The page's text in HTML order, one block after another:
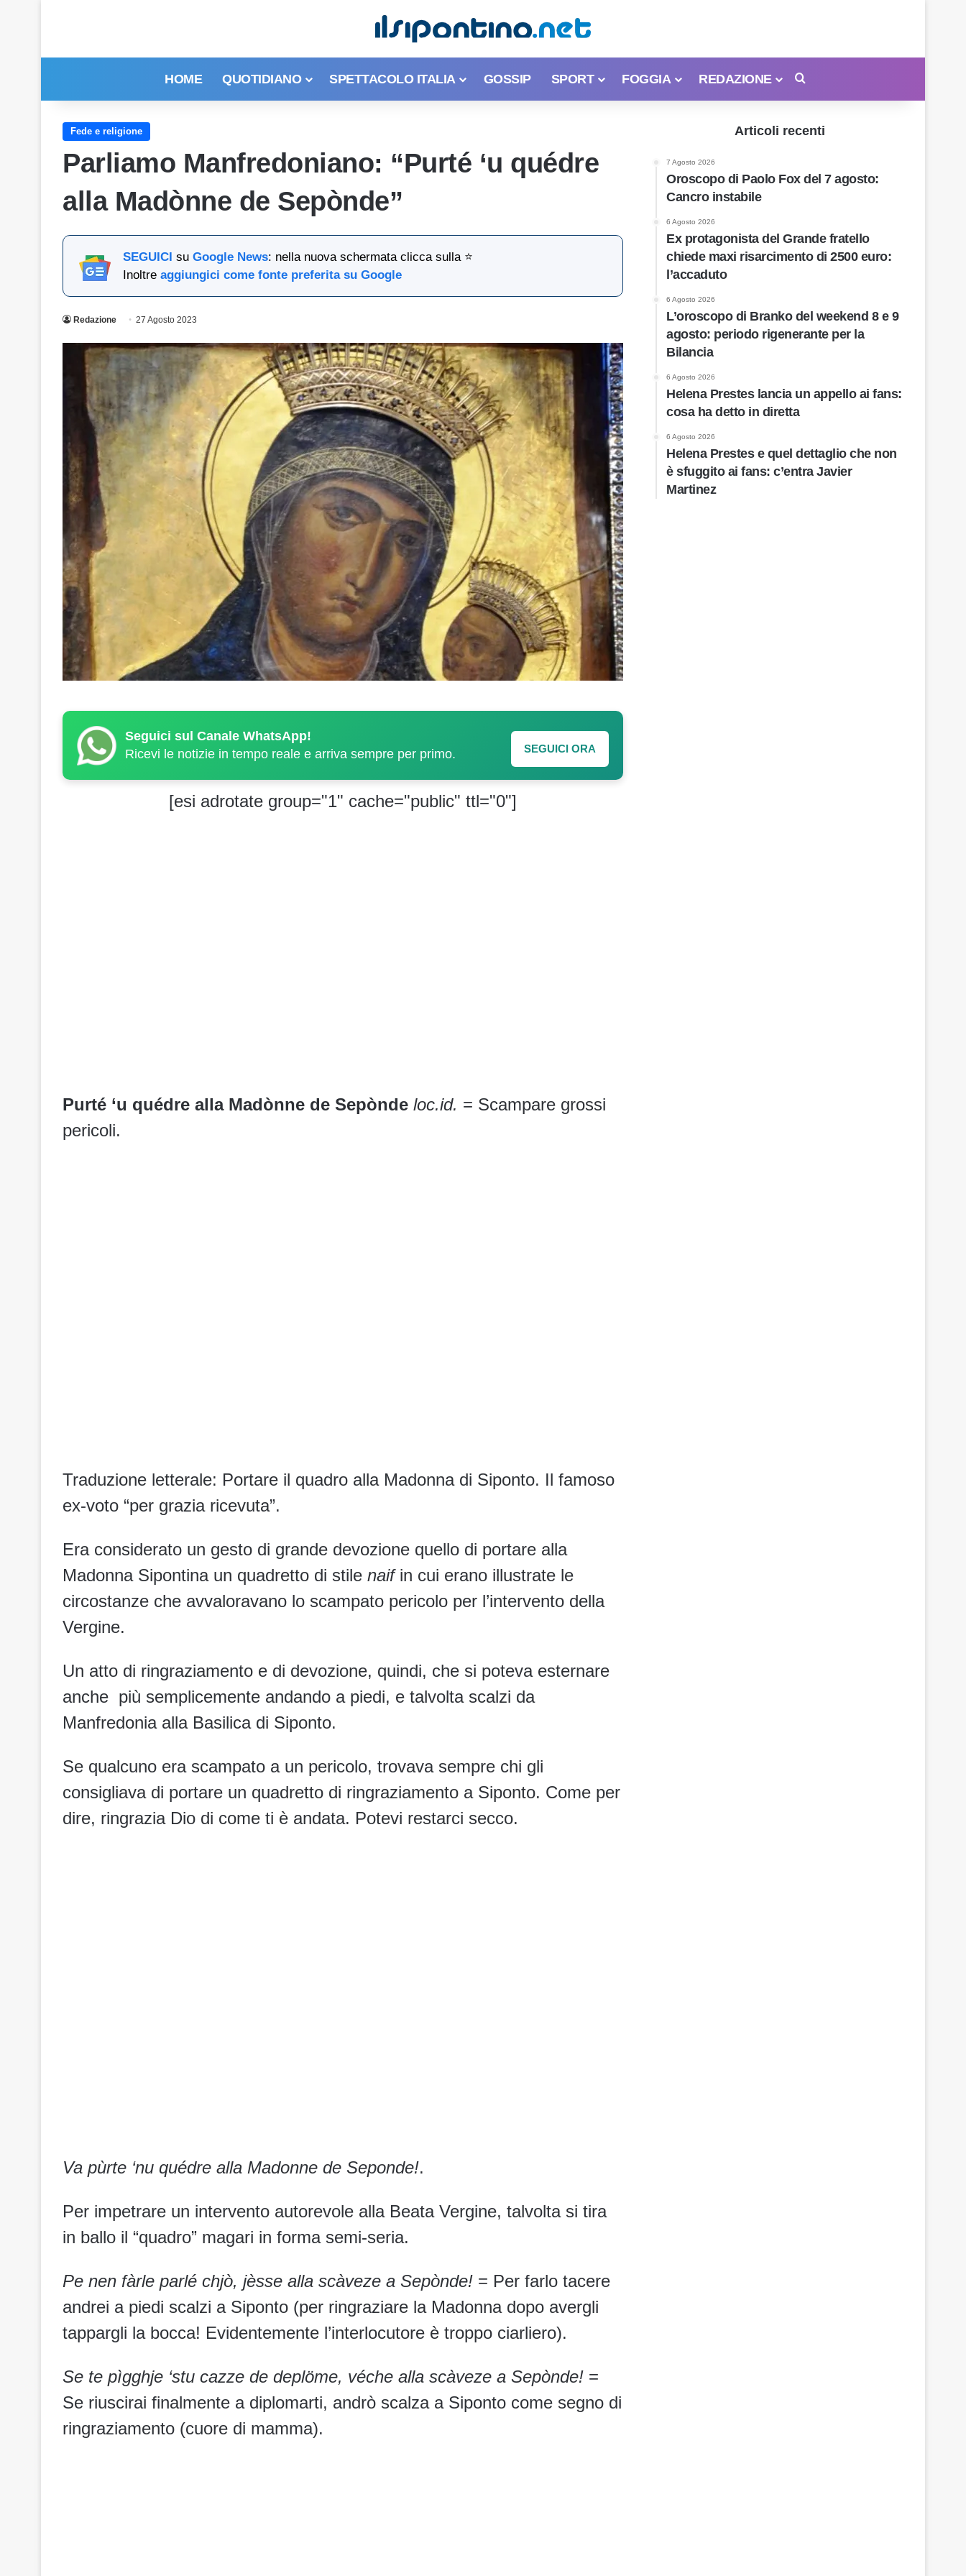
HOME QUOTIDIANO SPETTACOLO ITALIA GOSSIP SPORT FOGGIA REDAZIONE
Fede e religione
Parliamo Manfredoniano: “Purté ‘u quédre
alla Madònne de Sepònde”
SEGUICI su Google News: nella nuova schermata clicca sulla ⭐
Inoltre aggiungici come fonte preferita su Google
Redazione 27 Agosto 2023
Seguici sul Canale WhatsApp!
Ricevi le notizie in tempo reale e arriva sempre per primo.
SEGUICI ORA
[esi adrotate group="1" cache="public" ttl="0"]
Purté ‘u quédre alla Madònne de Sepònde loc.id. = Scampare grossi
pericoli.
Traduzione letterale: Portare il quadro alla Madonna di Siponto. Il famoso
ex-voto “per grazia ricevuta”.
Era considerato un gesto di grande devozione quello di portare alla
Madonna Sipontina un quadretto di stile naifin cui erano illustrate le
circostanze che avvaloravano lo scampato pericolo per l’intervento della
Vergine.
Un atto di ringraziamento e di devozione, quindi, che si poteva esternare
anche più semplicemente andando a piedi, e talvolta scalzi da
Manfredonia alla Basilica di Siponto.
Se qualcuno era scampato a un pericolo, trovava sempre chi gli
consigliava di portare un quadretto di ringraziamento a Siponto. Come per
dire, ringrazia Dio di come ti è andata. Potevi restarci secco.
Va pùrte ‘nu quédre alla Madonne de Seponde!.
Per impetrare un intervento autorevole alla Beata Vergine, talvolta si tira
in ballo il “quadro” magari in forma semi-seria.
Pe nen fàrle parlé chjò, jèsse alla scàveze a Sepònde! = Per farlo tacere
andrei a piedi scalzi a Siponto (per ringraziare la Madonna dopo avergli
tappargli la bocca! Evidentemente l’interlocutore è troppo ciarliero).
Se te pìgghje ‘stu cazze de deplöme, véche alla scàveze a Sepònde! =
Se riuscirai finalmente a diplomarti, andrò scalza a Siponto come segno di
ringraziamento (cuore di mamma).
Articoli recenti
7 Agosto 2026
Oroscopo di Paolo Fox del 7 agosto:
Cancro instabile
6 Agosto 2026
Ex protagonista del Grande fratello
chiede maxi risarcimento di 2500 euro:
l’accaduto
6 Agosto 2026
L’oroscopo di Branko del weekend 8 e 9
agosto: periodo rigenerante per la
Bilancia
6 Agosto 2026
Helena Prestes lancia un appello ai fans:
cosa ha detto in diretta
6 Agosto 2026
Helena Prestes e quel dettaglio che non
è sfuggito ai fans: c’entra Javier
Martinez